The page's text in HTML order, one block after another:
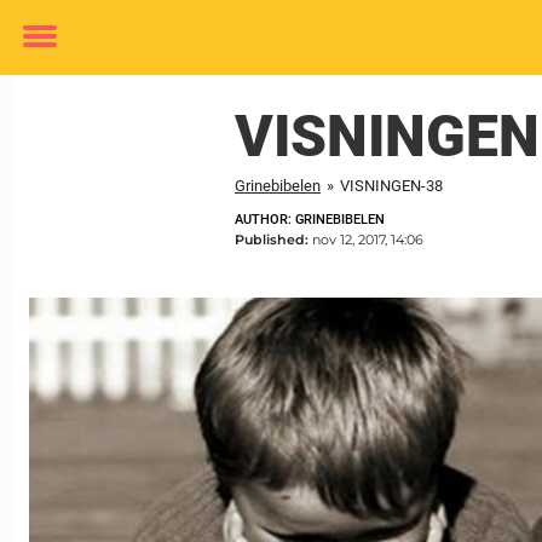
Toggle
Grinebibelen » VISNINGEN-38
AUTHOR: GRINEBIBELEN
Published: nov 12, 2017, 14:06